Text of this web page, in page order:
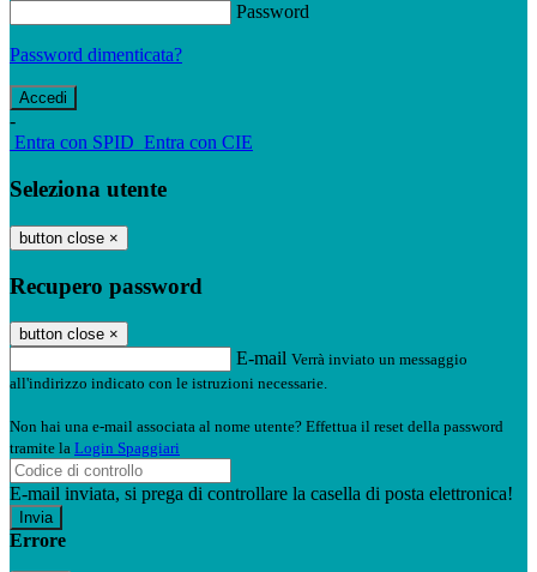
Password
Password dimenticata?
-
Entra con SPID Entra con CIE
Seleziona utente
button close ×
Recupero password
button close ×
E-mail Verrà inviato un messaggio
all'indirizzo indicato con le istruzioni necessarie.
Non hai una e-mail associata al nome utente? Effettua il reset della password
tramite la Login Spaggiari
E-mail inviata, si prega di controllare la casella di posta elettronica!
Errore